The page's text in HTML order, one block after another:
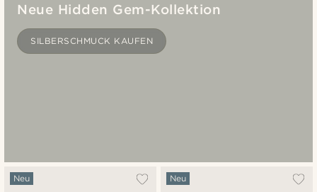
Neu Neu
Neue Hidden Gem-Kollektion
SILBERSCHMUCK KAUFEN